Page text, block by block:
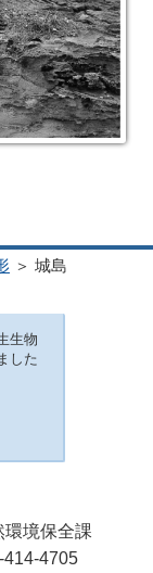
＞ 城島
生物
した
境保全課
4705